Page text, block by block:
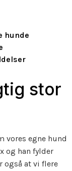
hunde
stor
vores egne hund
og han fylder
også at vi flere